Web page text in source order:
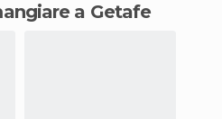
a Getafe